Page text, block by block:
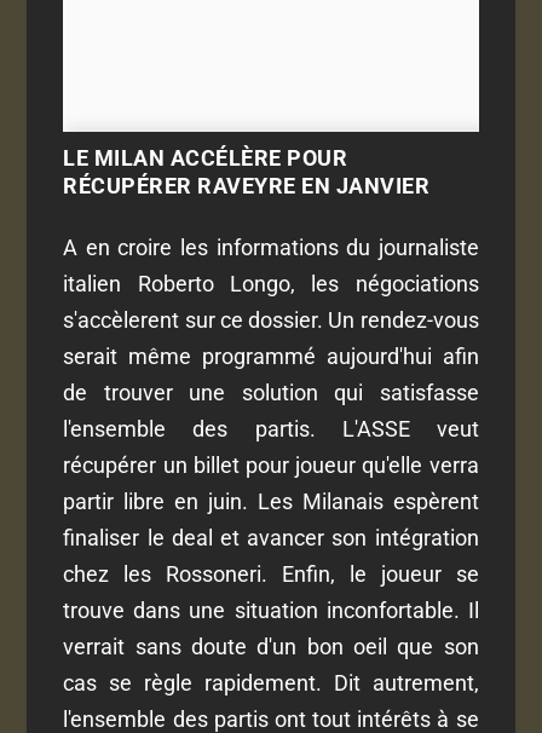
LE MILAN ACCÉLÈRE POUR
RÉCUPÉRER RAVEYRE EN JANVIER
A en croire les informations du journaliste
italien Roberto Longo, les négociations
s'accèlerent sur ce dossier. Un rendez-vous
serait même programmé aujourd'hui afin
de trouver une solution qui satisfasse
l'ensemble des partis. L'ASSE veut
récupérer un billet pour joueur qu'elle verra
partir libre en juin. Les Milanais espèrent
finaliser le deal et avancer son intégration
chez les Rossoneri. Enfin, le joueur se
trouve dans une situation inconfortable. Il
verrait sans doute d'un bon oeil que son
cas se règle rapidement. Dit autrement,
l'ensemble des partis ont tout intérêts à se